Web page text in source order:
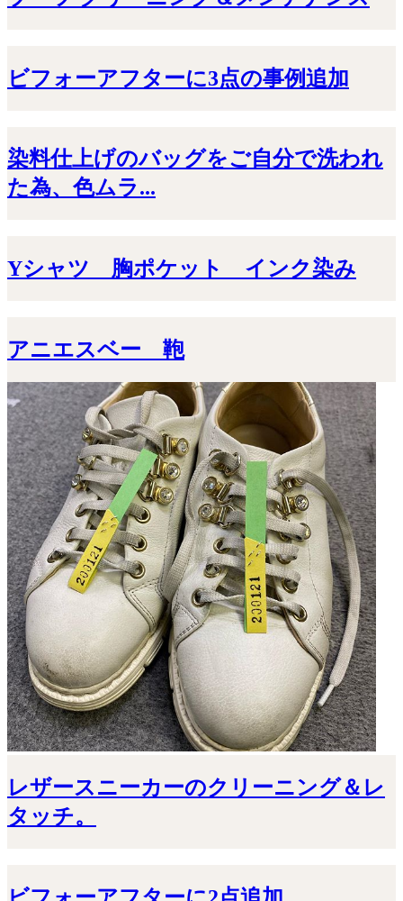
ビフォーアフターに3点の事例追加
染料仕上げのバッグをご自分で洗われ
た為、色ムラ...
Yシャツ 胸ポケット インク染み
アニエスベー 鞄
レザースニーカーのクリーニング＆レ
タッチ。